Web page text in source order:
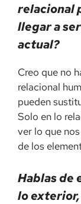
relacional
llegar a
actual?
Creo que no
relacional
pueden
Solo en lo
ver lo que
de los
Hablas de
lo